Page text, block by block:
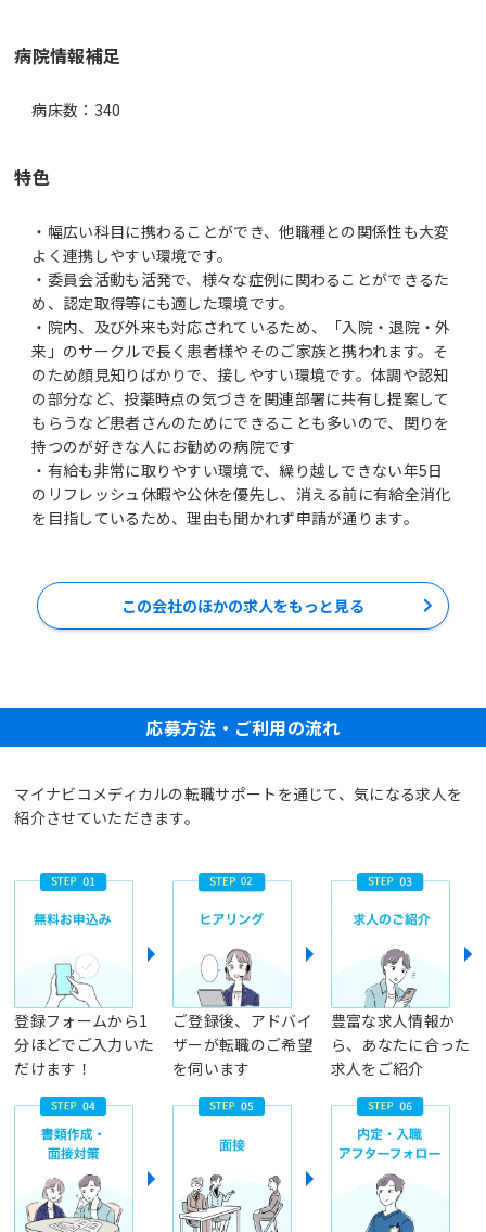
病院情報補足
病床数：340
特色
・幅広い科目に携わることができ、他職種との関係性も大変
よく連携しやすい環境です。
・委員会活動も活発で、様々な症例に関わることができるた
め、認定取得等にも適した環境です。
・院内、及び外来も対応されているため、「入院・退院・外
来」のサークルで長く患者様やそのご家族と携われます。そ
のため顔見知りばかりで、接しやすい環境です。体調や認知
の部分など、投薬時点の気づきを関連部署に共有し提案して
もらうなど患者さんのためにできることも多いので、関りを
持つのが好きな人にお勧めの病院です
・有給も非常に取りやすい環境で、繰り越しできない年5日
のリフレッシュ休暇や公休を優先し、消える前に有給全消化
を目指しているため、理由も聞かれず申請が通ります。
この会社のほかの求人をもっと見る
応募方法・ご利用の流れ
マイナビコメディカルの転職サポートを通じて、気になる求人を
紹介させていただきます。
登録フォームから1
分ほどでご入力いた
だけます！
ご登録後、アドバイ
ザーが転職のご希望
を伺います
豊富な求人情報か
ら、あなたに合った
求人をご紹介